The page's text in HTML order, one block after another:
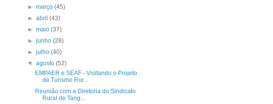
►março(45)
►abril(43)
►maio(37)
►junho(28)
►julho(40)
▼agosto(52)
EMPAER e SEAF - Visitando o Projeto
de Turismo Rur...
Reunião com a Diretoria do Sindicato
Rural de Tang...